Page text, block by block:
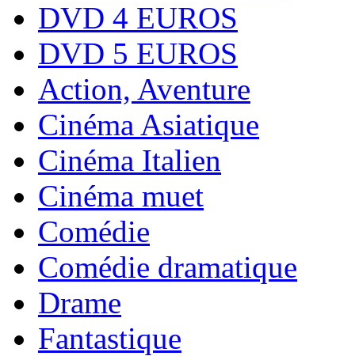
DVD 4 EUROS
DVD 5 EUROS
Action, Aventure
Cinéma Asiatique
Cinéma Italien
Cinéma muet
Comédie
Comédie dramatique
Drame
Fantastique